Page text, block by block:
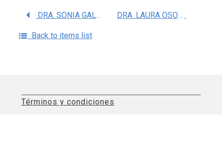
DRA. SONIA GALVAN ARZATE DRA. LAURA OSORIO RICO
Back to items list
Términos y condiciones